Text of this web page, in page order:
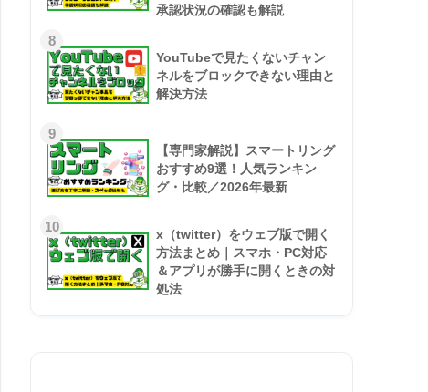
承認状況の確認も解説
8
YouTubeで見たくないチャン
ネルをブロックできない理由と
解決方法
9
【専門家解説】スマートリング
おすすめ9選！人気ランキン
グ・比較／2026年最新
10
x（twitter）をウェブ版で開く
方法まとめ｜スマホ・PC対応
＆アプリが勝手に開くときの対
処法